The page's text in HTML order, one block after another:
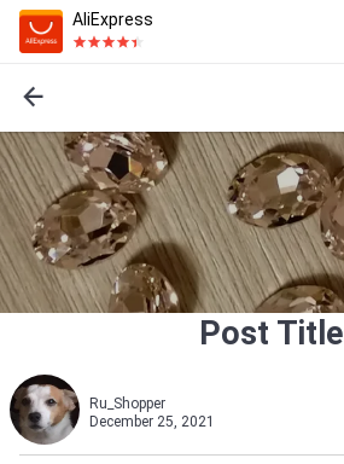
AliExpress
Post Title
Ru_Shopper
December 25, 2021